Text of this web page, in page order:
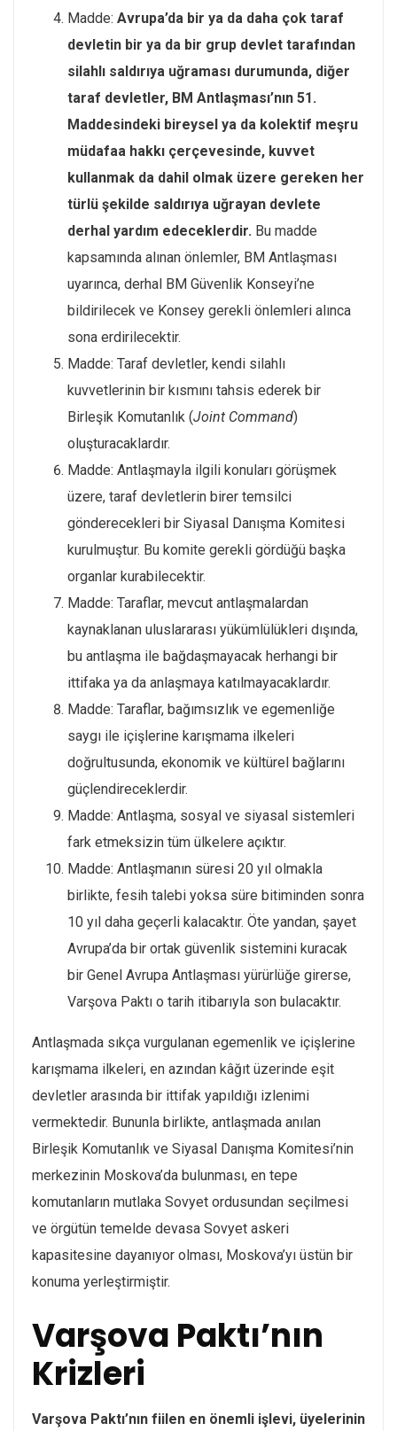
Madde: Avrupa’da bir ya da daha çok taraf
devletin bir ya da bir grup devlet tarafından
silahlı saldırıya uğraması durumunda, diğer
taraf devletler, BM Antlaşması’nın 51.
Maddesindeki bireysel ya da kolektif meşru
müdafaa hakkı çerçevesinde, kuvvet
kullanmak da dahil olmak üzere gereken her
türlü şekilde saldırıya uğrayan devlete
derhal yardım edeceklerdir. Bu madde
kapsamında alınan önlemler, BM Antlaşması
uyarınca, derhal BM Güvenlik Konseyi’ne
bildirilecek ve Konsey gerekli önlemleri alınca
sona erdirilecektir.
Madde: Taraf devletler, kendi silahlı
kuvvetlerinin bir kısmını tahsis ederek bir
Birleşik Komutanlık (Joint Command)
oluşturacaklardır.
Madde: Antlaşmayla ilgili konuları görüşmek
üzere, taraf devletlerin birer temsilci
gönderecekleri bir Siyasal Danışma Komitesi
kurulmuştur. Bu komite gerekli gördüğü başka
organlar kurabilecektir.
Madde: Taraflar, mevcut antlaşmalardan
kaynaklanan uluslararası yükümlülükleri dışında,
bu antlaşma ile bağdaşmayacak herhangi bir
ittifaka ya da anlaşmaya katılmayacaklardır.
Madde: Taraflar, bağımsızlık ve egemenliğe
saygı ile içişlerine karışmama ilkeleri
doğrultusunda, ekonomik ve kültürel bağlarını
güçlendireceklerdir.
Madde: Antlaşma, sosyal ve siyasal sistemleri
fark etmeksizin tüm ülkelere açıktır.
Madde: Antlaşmanın süresi 20 yıl olmakla
birlikte, fesih talebi yoksa süre bitiminden sonra
10 yıl daha geçerli kalacaktır. Öte yandan, şayet
Avrupa’da bir ortak güvenlik sistemini kuracak
bir Genel Avrupa Antlaşması yürürlüğe girerse,
Varşova Paktı o tarih itibarıyla son bulacaktır.
Antlaşmada sıkça vurgulanan egemenlik ve içişlerine
karışmama ilkeleri, en azından kâğıt üzerinde eşit
devletler arasında bir ittifak yapıldığı izlenimi
vermektedir. Bununla birlikte, antlaşmada anılan
Birleşik Komutanlık ve Siyasal Danışma Komitesi’nin
merkezinin Moskova’da bulunması, en tepe
komutanların mutlaka Sovyet ordusundan seçilmesi
ve örgütün temelde devasa Sovyet askeri
kapasitesine dayanıyor olması, Moskova’yı üstün bir
konuma yerleştirmiştir.
Varşova Paktı’nın
Krizleri
Varşova Paktı’nın fiilen en önemli işlevi, üyelerinin